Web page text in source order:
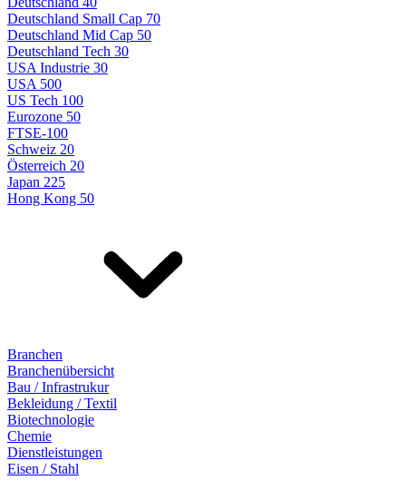
Deutschland Small Cap 70
Deutschland Mid Cap 50
Deutschland Tech 30
USA Industrie 30
USA 500
US Tech 100
Eurozone 50
FTSE-100
Schweiz 20
Österreich 20
Japan 225
Hong Kong 50
Branchen
Branchenübersicht
Bau / Infrastrukur
Bekleidung / Textil
Biotechnologie
Chemie
Dienstleistungen
Eisen / Stahl